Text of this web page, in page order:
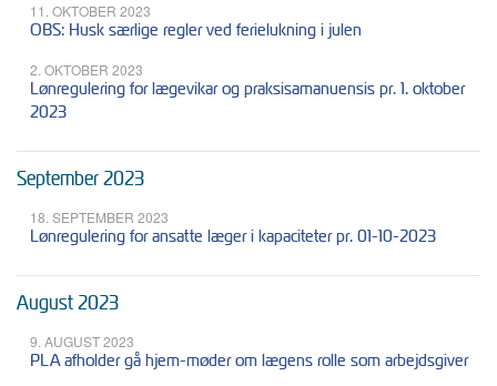
11. OKTOBER 2023
OBS: Husk særlige regler ved ferielukning i julen
2. OKTOBER 2023
Lønregulering for lægevikar og praksisamanuensis pr. 1. oktober
2023
September 2023
18. SEPTEMBER 2023
Lønregulering for ansatte læger i kapaciteter pr. 01-10-2023
August 2023
9. AUGUST 2023
PLA afholder gå hjem-møder om lægens rolle som arbejdsgiver